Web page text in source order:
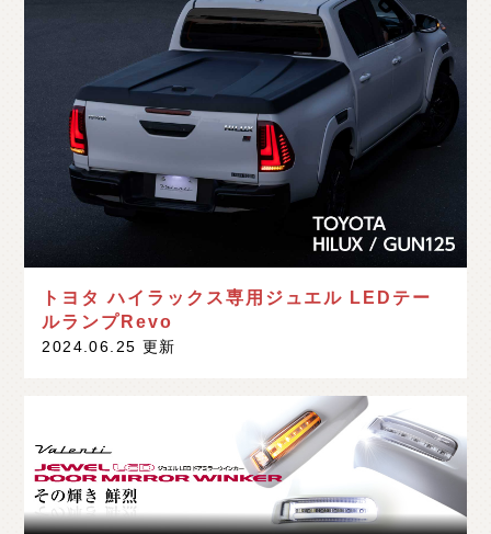
トヨタ ハイラックス専用ジュエル LEDテー
ルランプRevo
2024.06.25 更新